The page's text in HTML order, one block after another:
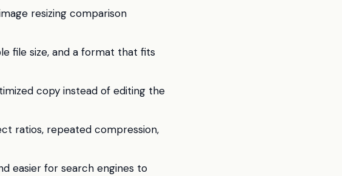
resizing comparison
file size, and a format that fits
copy instead of editing the
ratios, repeated compression,
easier for search engines to